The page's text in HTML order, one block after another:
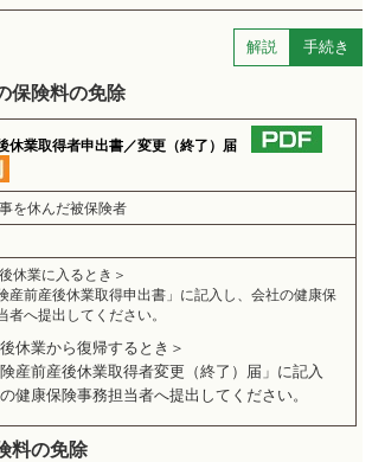
解説 手続き
保険料の免除
休業取得者申出書／変更（終了）届
を休んだ被保険者
休業に入るとき＞
産前産後休業取得申出書」に記入し、会社の健康保
者へ提出してください。
休業から復帰するとき＞
険産前産後休業取得者変更（終了）届」に記入
健康保険事務担当者へ提出してください。
料の免除